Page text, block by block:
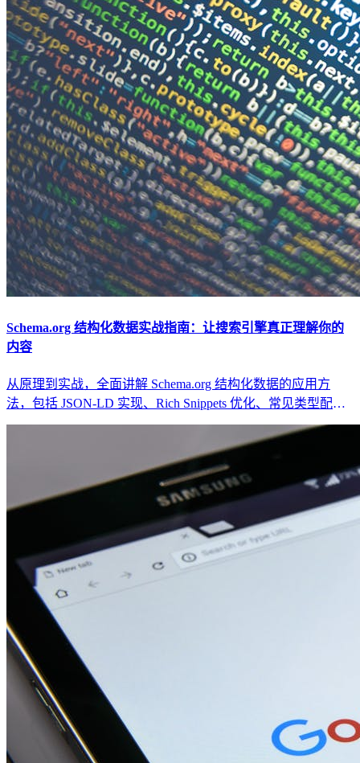
Schema.org 结构化数据实战指南：让搜索引擎真正理解你的
内容
从原理到实战，全面讲解 Schema.org 结构化数据的应用方
法，包括 JSON-LD 实现、Rich Snippets 优化、常见类型配置
以及在 Nuxt/Next.js 中的最佳实践，助力网站获得更好的搜索